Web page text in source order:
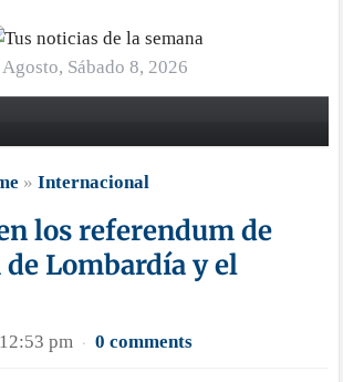
Agosto, Sábado 8, 2026
»Internacional
los referendum de
Lombardía y el
pm · 0 comments